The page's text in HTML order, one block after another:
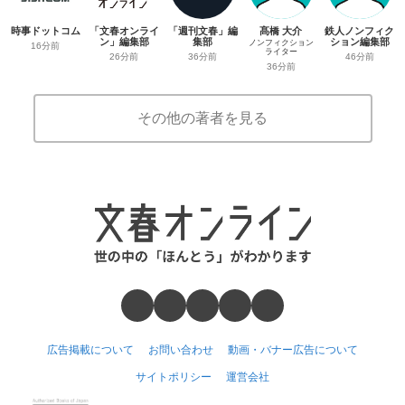
時事ドットコム
16分前
「文春オンライ
ン」編集部
26分前
「週刊文春」編
集部
36分前
髙橋 大介
ノンフィクション
ライター
36分前
鉄人ノンフィク
ション編集部
46分前
その他の著者を見る
広告掲載について お問い合わせ 動画・バナー広告について
サイトポリシー 運営会社